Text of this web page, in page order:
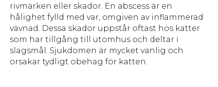
rivmärken eller skador. En abscess är en
hålighet fylld med var, omgiven av inflammerad
vävnad. Dessa skador uppstår oftast hos katter
som har tillgång till utomhus och deltar i
slagsmål. Sjukdomen är mycket vanlig och
orsakar tydligt obehag för katten.